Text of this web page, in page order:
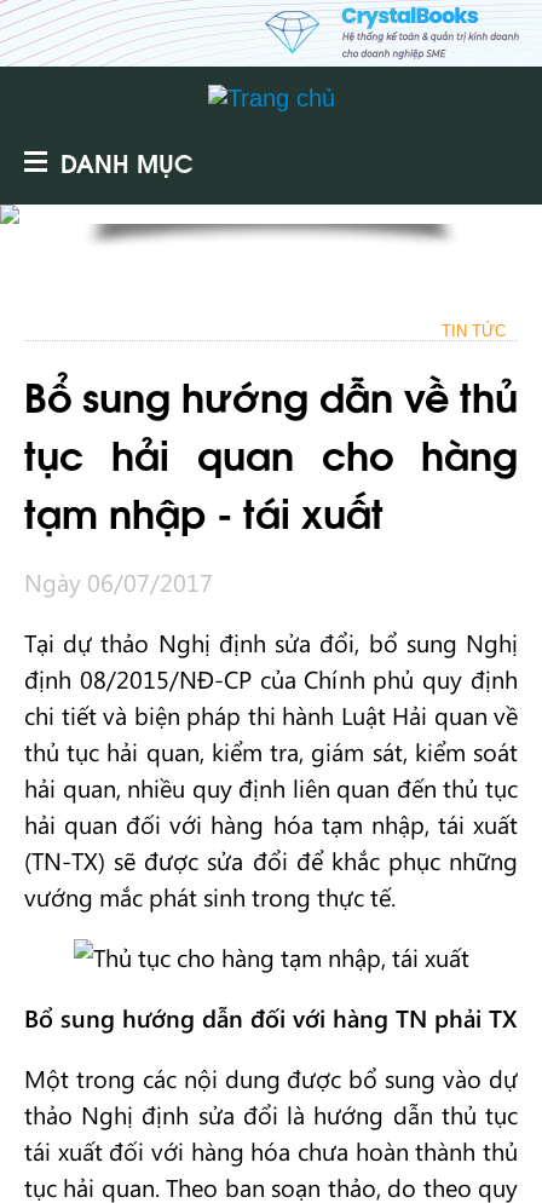
DANH MỤC
TIN TỨC
Bổ sung hướng dẫn về thủ
tục hải quan cho hàng
tạm nhập - tái xuất
Ngày 06/07/2017
Tại dự thảo Nghị định sửa đổi, bổ sung Nghị
định 08/2015/NĐ-CP của Chính phủ quy định
chi tiết và biện pháp thi hành Luật Hải quan về
thủ tục hải quan, kiểm tra, giám sát, kiểm soát
hải quan, nhiều quy định liên quan đến thủ tục
hải quan đối với hàng hóa tạm nhập, tái xuất
(TN-TX) sẽ được sửa đổi để khắc phục những
vướng mắc phát sinh trong thực tế.
Bổ sung hướng dẫn đối với hàng TN phải TX
Một trong các nội dung được bổ sung vào dự
thảo Nghị định sửa đổi là hướng dẫn thủ tục
tái xuất đối với hàng hóa chưa hoàn thành thủ
tục hải quan. Theo ban soạn thảo, do theo quy